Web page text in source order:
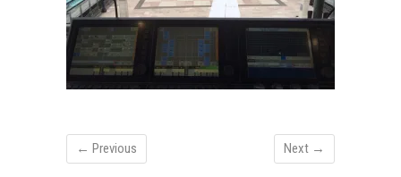
← Previous Next →